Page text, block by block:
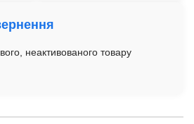
неактивованого товару